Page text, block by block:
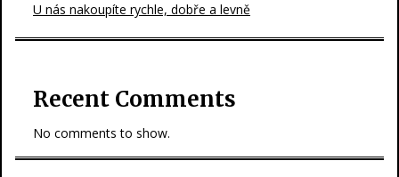
U nás nakoupíte rychle, dobře a levně
Recent Comments
No comments to show.